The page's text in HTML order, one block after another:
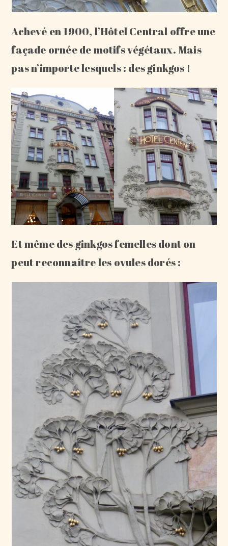
Achevé en 1900, l’Hôtel Central offre une
façade ornée de motifs végétaux. Mais
pas n’importe lesquels : des ginkgos !
Et même des ginkgos femelles dont on
peut reconnaître les ovules dorés :